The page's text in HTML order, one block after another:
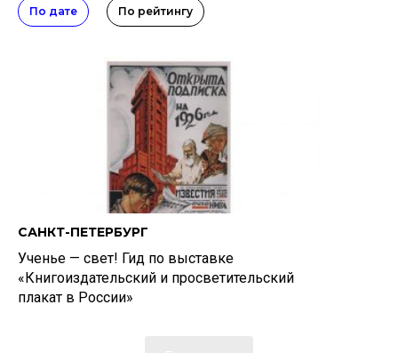
По дате По рейтингу
САНКТ-ПЕТЕРБУРГ
Ученье — свет! Гид по выставке
«Книгоиздательский и просветительский
плакат в России»